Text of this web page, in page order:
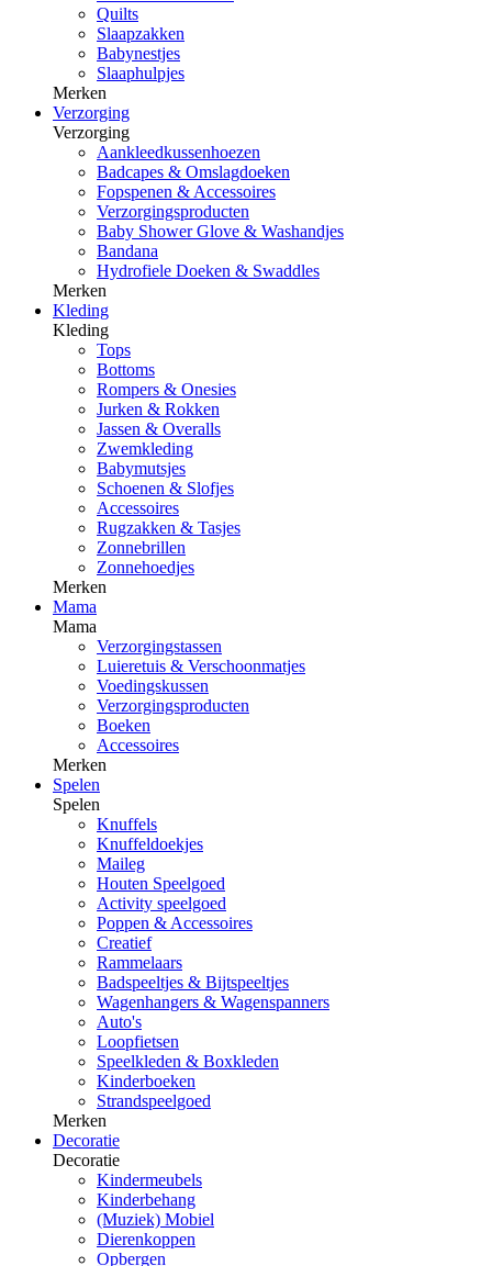
Quilts
Slaapzakken
Babynestjes
Slaaphulpjes
Merken
Verzorging
Verzorging
Aankleedkussenhoezen
Badcapes & Omslagdoeken
Fopspenen & Accessoires
Verzorgingsproducten
Baby Shower Glove & Washandjes
Bandana
Hydrofiele Doeken & Swaddles
Merken
Kleding
Kleding
Tops
Bottoms
Rompers & Onesies
Jurken & Rokken
Jassen & Overalls
Zwemkleding
Babymutsjes
Schoenen & Slofjes
Accessoires
Rugzakken & Tasjes
Zonnebrillen
Zonnehoedjes
Merken
Mama
Mama
Verzorgingstassen
Luieretuis & Verschoonmatjes
Voedingskussen
Verzorgingsproducten
Boeken
Accessoires
Merken
Spelen
Spelen
Knuffels
Knuffeldoekjes
Maileg
Houten Speelgoed
Activity speelgoed
Poppen & Accessoires
Creatief
Rammelaars
Badspeeltjes & Bijtspeeltjes
Wagenhangers & Wagenspanners
Auto's
Loopfietsen
Speelkleden & Boxkleden
Kinderboeken
Strandspeelgoed
Merken
Decoratie
Decoratie
Kindermeubels
Kinderbehang
(Muziek) Mobiel
Dierenkoppen
Opbergen